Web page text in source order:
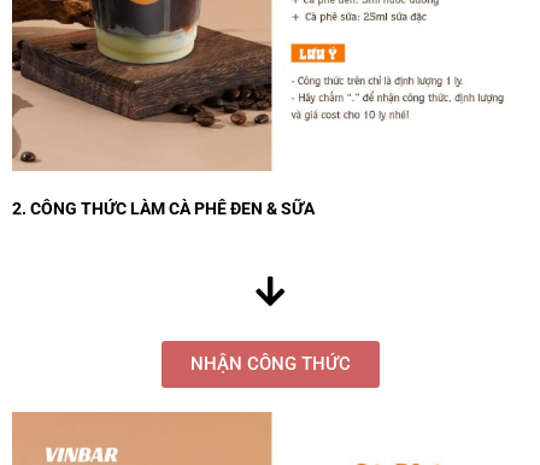
2. CÔNG THỨC LÀM CÀ PHÊ ĐEN & SỮA
NHẬN CÔNG THỨC